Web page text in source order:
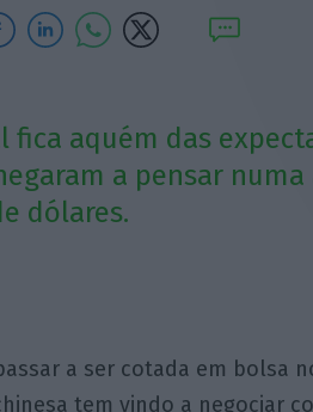
fica aquém das
a pensar
dólares.
a ser cotada em bolsa
tem vindo a negociar